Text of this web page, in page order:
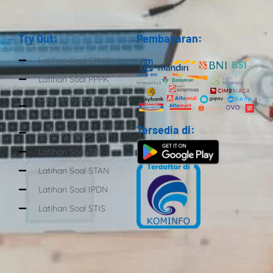
Try Out:
Latihan Soal CPNS
Latihan Soal PPPK
Latihan Soal Kedinasan
SKD
Latihan Soal POLRI
Latihan Soal TNI
Latihan Soal STAN
Latihan Soal IPDN
Latihan Soal STIS
Pembayaran:
Tersedia di: